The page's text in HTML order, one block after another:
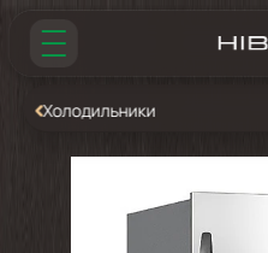
Холодильники